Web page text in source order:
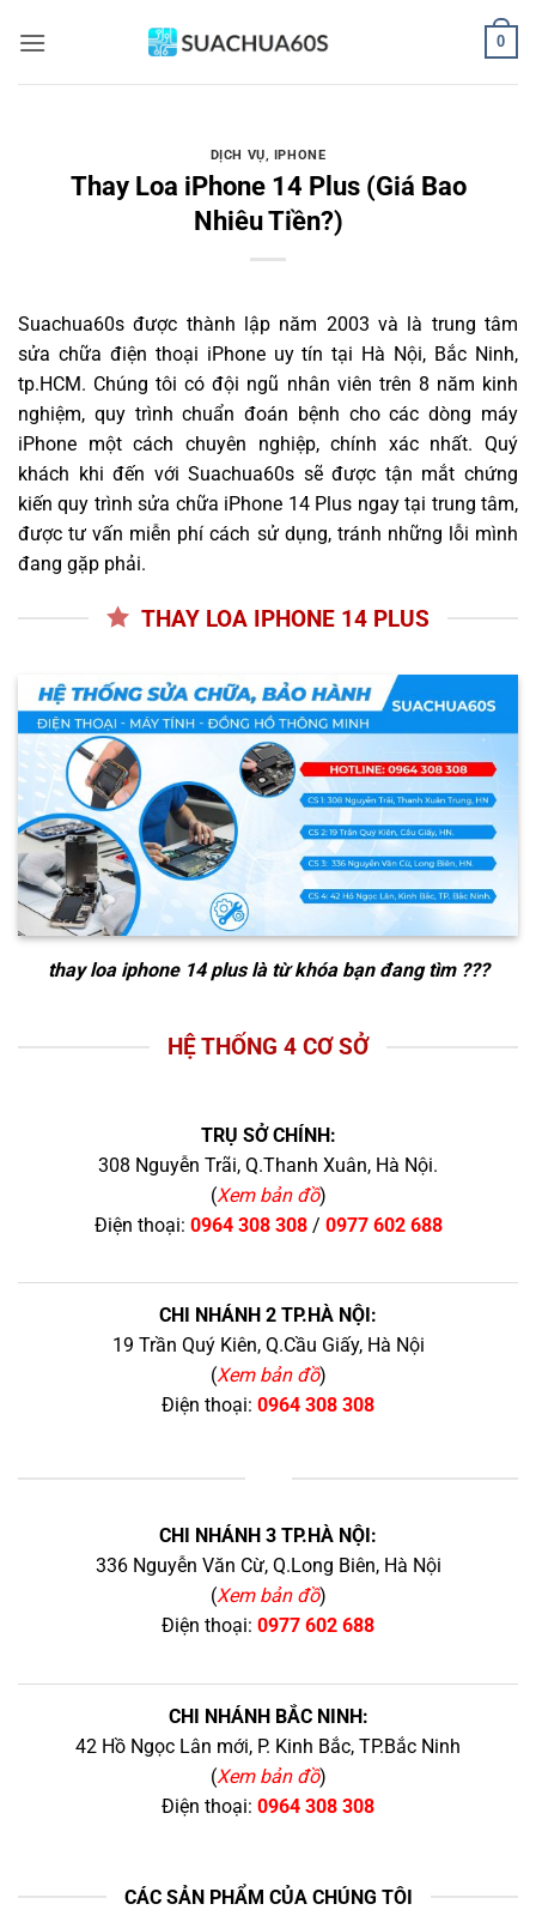
qua
0
DỊCH VỤ, IPHONE
Thay Loa iPhone 14 Plus (Giá Bao
Nhiêu Tiền?)
Suachua60s được thành lập năm 2003 và là trung tâm
sửa chữa điện thoại iPhone uy tín tại Hà Nội, Bắc Ninh,
tp.HCM. Chúng tôi có đội ngũ nhân viên trên 8 năm kinh
nghiệm, quy trình chuẩn đoán bệnh cho các dòng máy
iPhone một cách chuyên nghiệp, chính xác nhất. Quý
khách khi đến với Suachua60s sẽ được tận mắt chứng
kiến quy trình sửa chữa iPhone 14 Plus ngay tại trung tâm,
được tư vấn miễn phí cách sử dụng, tránh những lỗi mình
đang gặp phải.
THAY LOA IPHONE 14 PLUS
thay loa iphone 14 pluslà từ khóa bạn đang tìm ???
HỆ THỐNG 4 CƠ SỞ
TRỤ SỞ CHÍNH:
308 Nguyễn Trãi, Q.Thanh Xuân, Hà Nội.
(Xem bản đồ)
Điện thoại: 0964 308 308/ 0977 602 688
CHI NHÁNH 2 TP.HÀ NỘI:
19 Trần Quý Kiên, Q.Cầu Giấy, Hà Nội
(Xem bản đồ)
Điện thoại: 0964 308 308
CHI NHÁNH 3 TP.HÀ NỘI:
336 Nguyễn Văn Cừ, Q.Long Biên, Hà Nội
(Xem bản đồ)
Điện thoại: 0977 602 688
CHI NHÁNH BẮC NINH:
42 Hồ Ngọc Lân mới, P. Kinh Bắc, TP.Bắc Ninh
(Xem bản đồ)
Điện thoại: 0964 308 308
CÁC SẢN PHẨM CỦA CHÚNG TÔI